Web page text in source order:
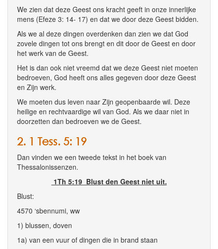
We zien dat deze Geest ons kracht geeft in onze innerlijke
mens (Efeze 3: 14- 17) en dat we door deze Geest bidden.
Als we al deze dingen overdenken dan zien we dat God
zovele dingen tot ons brengt en dit door de Geest en door
het werk van de Geest.
Het is dan ook niet vreemd dat we deze Geest niet moeten
bedroeven, God heeft ons alles gegeven door deze Geest
en Zijn werk.
We moeten dus leven naar Zijn geopenbaarde wil. Deze
heilige en rechtvaardige wil van God. Als we daar niet in
doorzetten dan bedroeven we de Geest.
2. 1 Tess. 5: 19
Dan vinden we een tweede tekst in het boek van
Thessalonissenzen.
1Th 5:19 Blust den Geest niet uit.
Blust:
4570 ‘sbennumi, ww
1) blussen, doven
1a) van een vuur of dingen die in brand staan